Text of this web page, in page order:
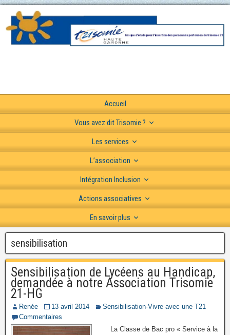
Accueil
Vous avez dit Trisomie ?
Les services
L’association
Intégration Inclusion
Actions associatives
En savoir plus
sensibilisation
Sensibilisation de Lycéens au Handicap,
demandée à notre Association Trisomie
21-HG
Renée 13 avril 2014
Sensibilisation-Vivre avec une T21
Commentaires
La Classe de Bac pro « Service à la